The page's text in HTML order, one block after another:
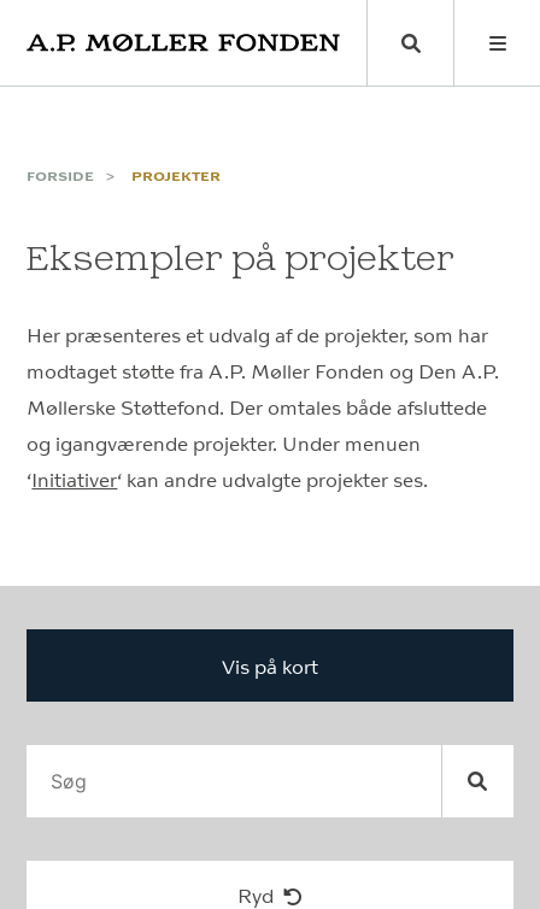
Skip
FORSIDE PROJEKTER
Eksempler på projekter
Her præsenteres et udvalg af de projekter, som har
modtaget støtte fra A.P. Møller Fonden og Den A.P.
Møllerske Støttefond. Der omtales både afsluttede
og igangværende projekter. Under menuen
‘Initiativer‘ kan andre udvalgte projekter ses.
Vis på kort
Ryd